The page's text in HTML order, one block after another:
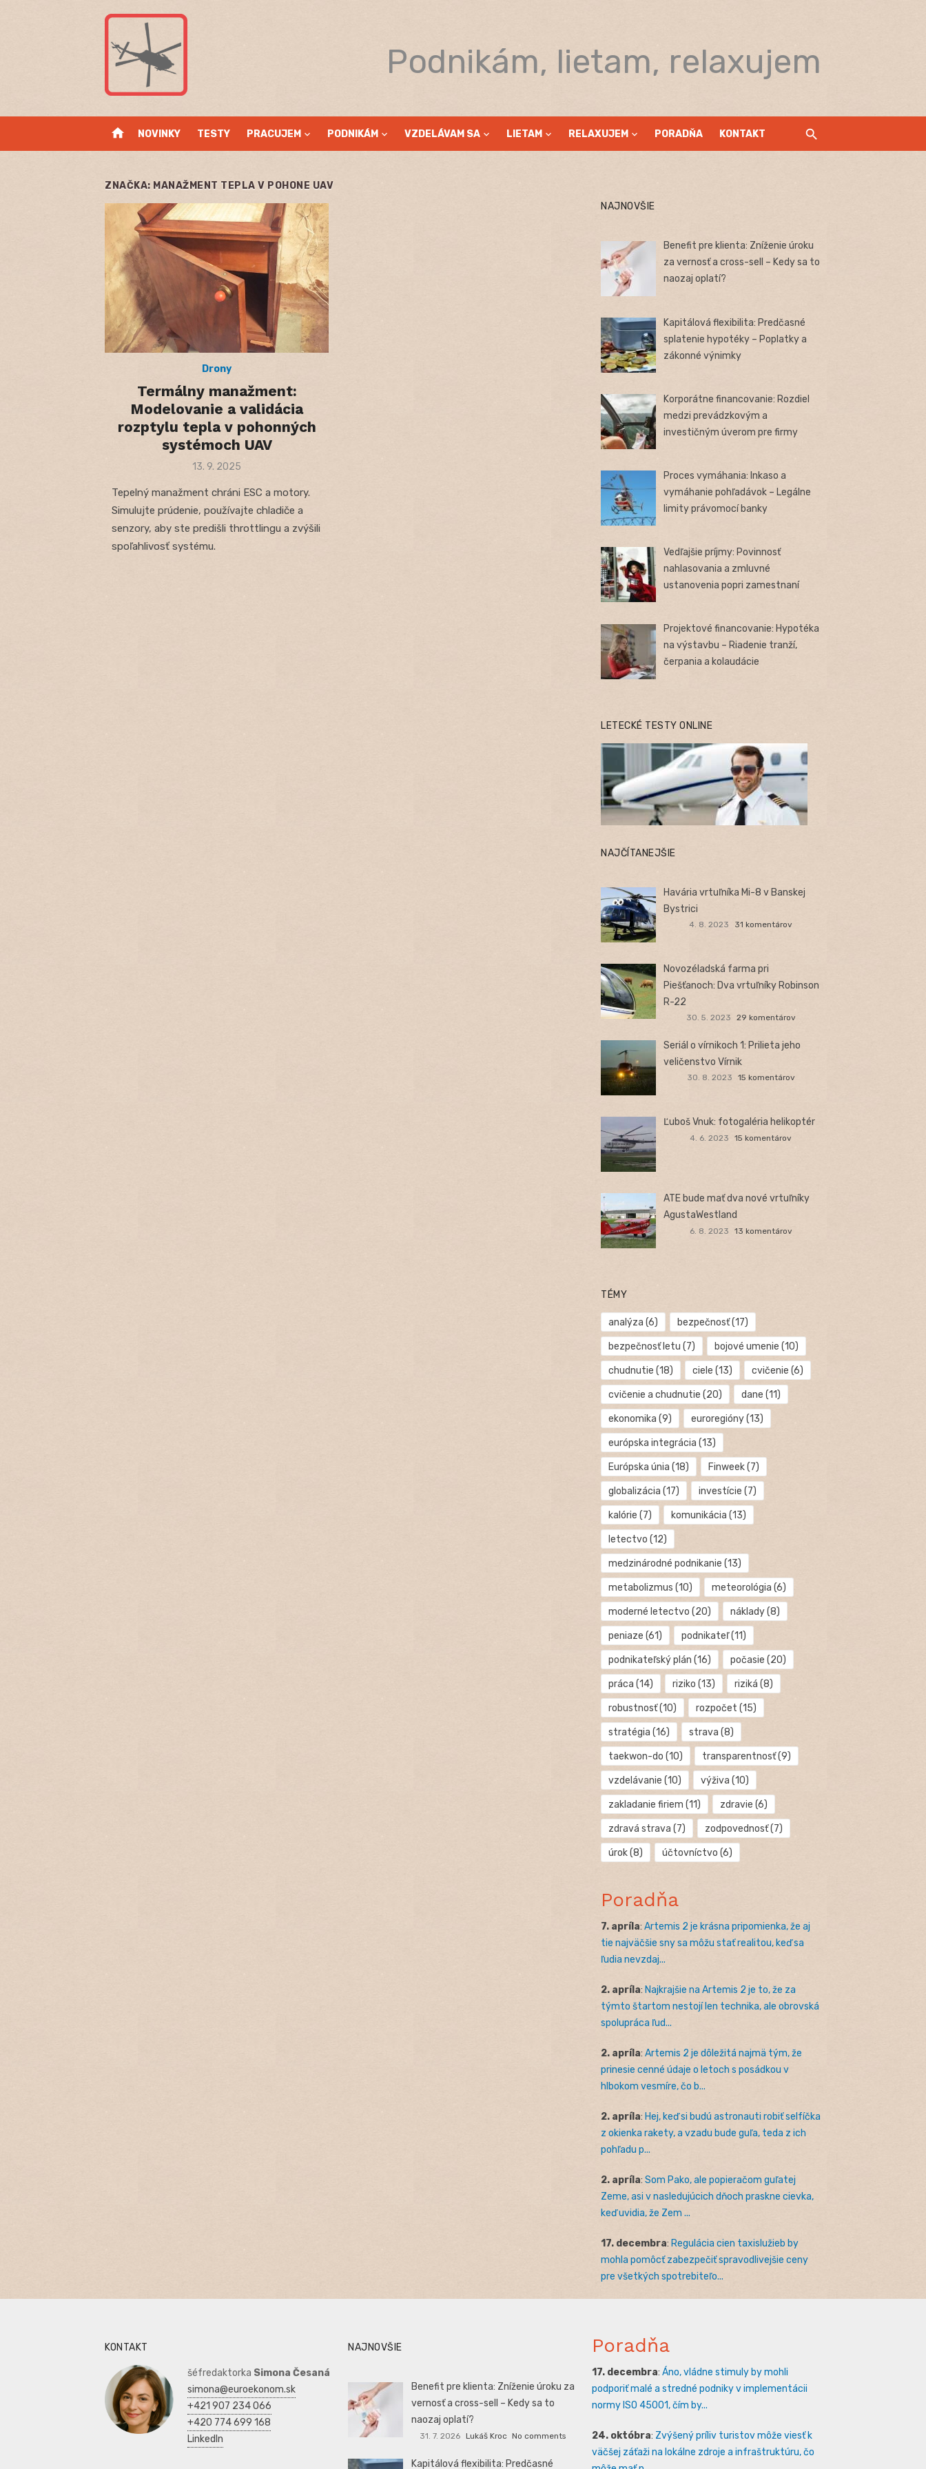
Podnikám, lietam, relaxujem
home NOVINKY TESTY PRACUJEM PODNIKÁM VZDELÁVAM SA LIETAM RELAXUJEM PORADŇA KONTAKT
ZNAČKA: MANAŽMENT TEPLA V POHONE UAV
Drony
Termálny manažment:
Modelovanie a validácia
rozptylu tepla v pohonných
systémoch UAV
Posted
13. 9. 2025
Tepelný manažment chráni ESC a motory.
Simulujte prúdenie, používajte chladiče a
senzory, aby ste predišli throttlingu a zvýšili
spoľahlivosť systému.
NAJNOVŠIE
Benefit pre klienta: Zníženie úroku
za vernosť a cross-sell – Kedy sa to
naozaj oplatí?
Kapitálová flexibilita: Predčasné
splatenie hypotéky – Poplatky a
zákonné výnimky
Korporátne financovanie: Rozdiel
medzi prevádzkovým a
investičným úverom pre firmy
Proces vymáhania: Inkaso a
vymáhanie pohľadávok – Legálne
limity právomocí banky
Vedľajšie príjmy: Povinnosť
nahlasovania a zmluvné
ustanovenia popri zamestnaní
Projektové financovanie: Hypotéka
na výstavbu – Riadenie tranží,
čerpania a kolaudácie
LETECKÉ TESTY ONLINE
NAJČÍTANEJŠIE
Havária vrtuľníka Mi-8 v Banskej
Bystrici
4. 8. 2023 31 komentárov
Novozéladská farma pri
Piešťanoch: Dva vrtuľníky Robinson
R-22
30. 5. 2023 29 komentárov
Seriál o vírnikoch 1: Prilieta jeho
veličenstvo Vírnik
30. 8. 2023 15 komentárov
Ľuboš Vnuk: fotogaléria helikoptér
4. 6. 2023 15 komentárov
ATE bude mať dva nové vrtuľníky
AgustaWestland
6. 8. 2023 13 komentárov
TÉMY
analýza (6) bezpečnosť(17)
bezpečnosť letu (7) bojové umenie (10)
chudnutie (18) ciele (13) cvičenie (6)
cvičenie a chudnutie (20) dane (11)
ekonomika (9) euroregióny(13)
európska integrácia (13)
Európska únia (18) Finweek(7)
globalizácia (17) investície (7)
kalórie (7) komunikácia (13)
letectvo (12)
medzinárodné podnikanie (13)
metabolizmus (10) meteorológia (6)
moderné letectvo (20) náklady(8)
peniaze (61) podnikateľ(11)
podnikateľský plán (16) počasie (20)
práca (14) riziko (13) riziká (8)
robustnosť(10) rozpočet (15)
stratégia (16) strava (8)
taekwon-do (10) transparentnosť(9)
vzdelávanie (10) výživa (10)
zakladanie firiem (11) zdravie (6)
zdravá strava (7) zodpovednosť(7)
úrok(8) účtovníctvo (6)
Poradňa
7. apríla: Artemis 2 je krásna pripomienka, že aj
tie najväčšie sny sa môžu stať realitou, keď sa
ľudia nevzdaj...
2. apríla: Najkrajšie na Artemis 2 je to, že za
týmto štartom nestojí len technika, ale obrovská
spolupráca ľud...
2. apríla: Artemis 2 je dôležitá najmä tým, že
prinesie cenné údaje o letoch s posádkou v
hlbokom vesmíre, čo b...
2. apríla: Hej, keď si budú astronauti robiť selfíčka
z okienka rakety, a vzadu bude guľa, teda z ich
pohľadu p...
2. apríla: Som Pako, ale popieračom guľatej
Zeme, asi v nasledujúcich dňoch praskne cievka,
keď uvidia, že Zem ...
17. decembra: Regulácia cien taxislužieb by
mohla pomôcť zabezpečiť spravodlivejšie ceny
pre všetkých spotrebiteľo...
KONTAKT
šéfredaktorka Simona Česaná
simona@euroekonom.sk
+421 907 234 066
+420 774 699 168
LinkedIn
NAJNOVŠIE
Benefit pre klienta: Zníženie úroku za
vernosť a cross-sell – Kedy sa to
naozaj oplatí?
31. 7. 2026 Lukáš Kroc No comments
Kapitálová flexibilita: Predčasné
Poradňa
17. decembra: Áno, vládne stimuly by mohli
podporiť malé a stredné podniky v implementácii
normy ISO 45001, čím by...
24. októbra: Zvýšený príliv turistov môže viesť k
väčšej záťaži na lokálne zdroje a infraštruktúru, čo